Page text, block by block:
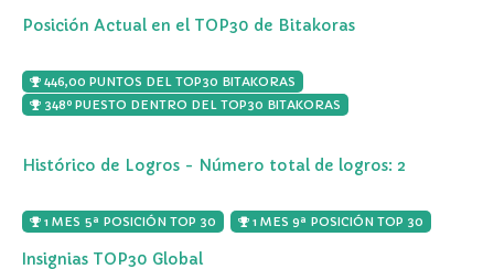
Posición Actual en el TOP30 de Bitakoras
446,00 PUNTOS DEL TOP30 BITAKORAS
348º PUESTO DENTRO DEL TOP30 BITAKORAS
Histórico de Logros - Número total de logros: 2
1 MES 5ª POSICIÓN TOP 30 1 MES 9ª POSICIÓN TOP 30
Insignias TOP30 Global